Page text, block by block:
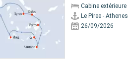
Cabine extérieure
Le Piree - Athenes
26/09/2026